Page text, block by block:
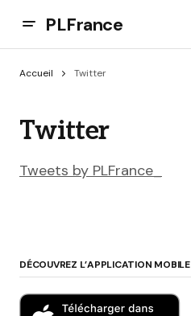
PLFrance
Accueil Twitter
Twitter
Tweets by PLFrance_
DÉCOUVREZ L’APPLICATION MOBILE